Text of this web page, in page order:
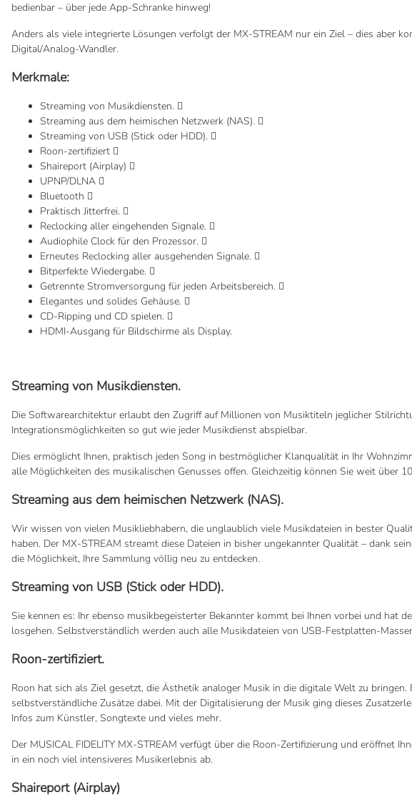
bedienbar – über jede App-Schranke hinweg!
Anders als viele integrierte Lösungen verfolgt der MX-STREAM nur ein Ziel – dies aber
Digital/Analog-Wandler.
Merkmale:
Streaming von Musikdiensten. 
Streaming aus dem heimischen Netzwerk (NAS). 
Streaming von USB (Stick oder HDD). 
Roon-zertifiziert 
Shaireport (Airplay) 
UPNP/DLNA 
Bluetooth 
Praktisch Jitterfrei. 
Reclocking aller eingehenden Signale. 
Audiophile Clock für den Prozessor. 
Erneutes Reclocking aller ausgehenden Signale. 
Bitperfekte Wiedergabe. 
Getrennte Stromversorgung für jeden Arbeitsbereich. 
Elegantes und solides Gehäuse. 
CD-Ripping und CD spielen. 
HDMI-Ausgang für Bildschirme als Display.
Streaming von Musikdiensten.
Die Softwarearchitektur erlaubt den Zugriff auf Millionen von Musiktiteln jeglicher
Integrationsmöglichkeiten so gut wie jeder Musikdienst abspielbar.
Dies ermöglicht Ihnen, praktisch jeden Song in bestmöglicher Klanqualität in Ihr
alle Möglichkeiten des musikalischen Genusses offen. Gleichzeitig können Sie weit über
Streaming aus dem heimischen Netzwerk (NAS).
Wir wissen von vielen Musikliebhabern, die unglaublich viele Musikdateien in bester
haben. Der MX-STREAM streamt diese Dateien in bisher ungekannter Qualität – dank
die Möglichkeit, Ihre Sammlung völlig neu zu entdecken.
Streaming von USB (Stick oder HDD).
Sie kennen es: Ihr ebenso musikbegeisterter Bekannter kommt bei Ihnen vorbei und hat
losgehen. Selbstverständlich werden auch alle Musikdateien von USB-Festplatten-
Roon-zertifiziert.
Roon hat sich als Ziel gesetzt, die Ästhetik analoger Musik in die digitale Welt zu
selbstverständliche Zusätze dabei. Mit der Digitalisierung der Musik ging dieses
Infos zum Künstler, Songtexte und vieles mehr.
Der MUSICAL FIDELITY MX-STREAM verfügt über die Roon-Zertifizierung und eröffnet
in ein noch viel intensiveres Musikerlebnis ab.
Shaireport (Airplay)